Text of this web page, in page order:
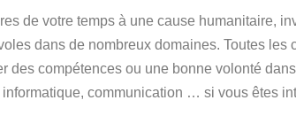
de votre temps à une cause humanitaire,
dans de nombreux domaines. Toutes
des compétences ou une bonne volonté
communication … si vous êtes